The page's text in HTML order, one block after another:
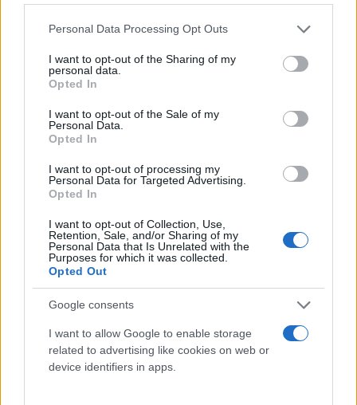
Please note that this website/app uses one or more Google
not limited to your visit or usage behaviour. You may click to
grant or deny consent to Google and its third-party tags to
use your data for below specified purposes in below Google
consent section.
Personal Data Processing Opt Outs
I want to opt-out of the Sharing of my
personal data.
Opted In
I want to opt-out of the Sale of my
Personal Data.
Opted In
I want to opt-out of processing my
Personal Data for Targeted Advertising.
Opted In
I want to opt-out of Collection, Use,
Retention, Sale, and/or Sharing of my
Personal Data that Is Unrelated with the
Purposes for which it was collected.
Opted Out
Google consents
I want to allow Google to enable storage
related to advertising like cookies on web or
device identifiers in apps.
απαράδεκτο και αντιδραστικό θεσμικό πλαίσιο, το
οποίο δίνει τη δυνατότητα να παρακολουθούνται
“Κουρελιάσατε το Σύνταγμα και ό,τι απέμεινε από
την αστική κοινουβουλευτική δημοκρατία και αυτό
θα το πληρώσετε” υπογράμμισε στη χθεσινή
Γιάνης Βαρουφάκης.
Το θέμα των παρακολουθήσεων κυριάρχησε στη
δημόσια συζήτηση με τους εκπροσώπους των
κομμάτων να διασταυρώνουν τα ξίφη τους.